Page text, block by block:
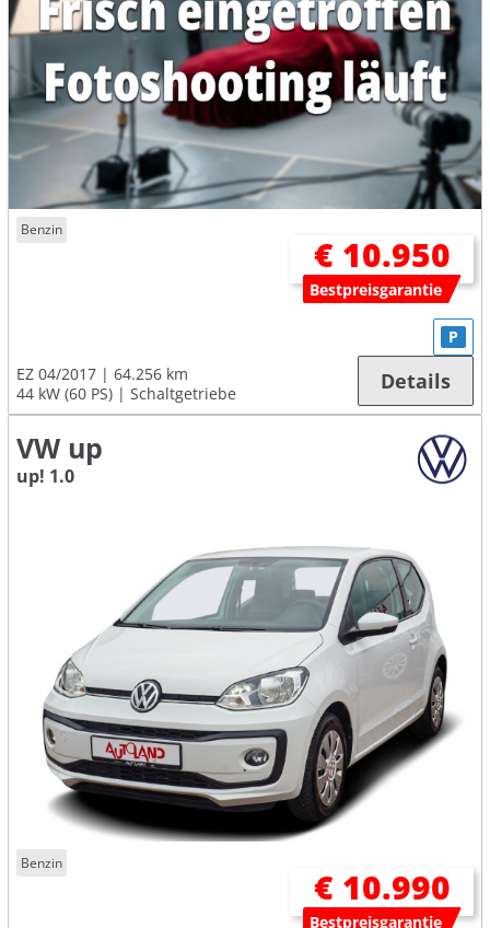
Benzin
€ 10.950
Bestpreisgarantie
EZ 04/2017
64.256 km
44 kW (60 PS)
Schaltgetriebe
P
Details
VW up
up! 1.0
Benzin
€ 10.990
Bestpreisgarantie